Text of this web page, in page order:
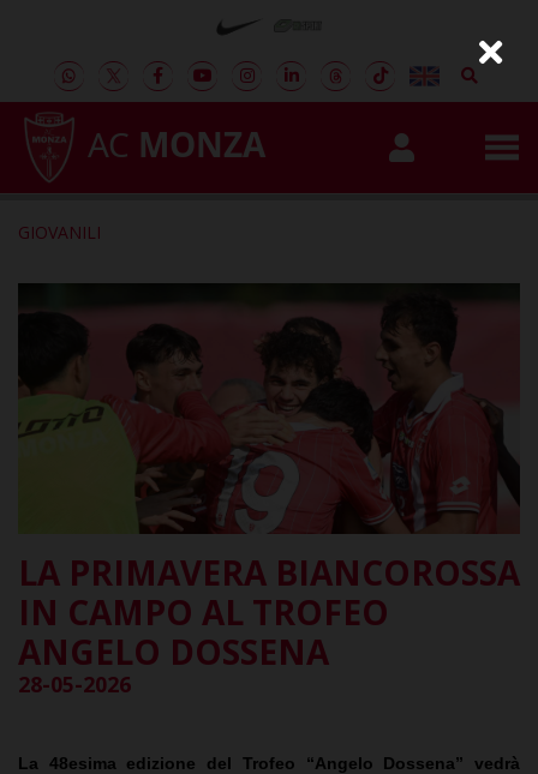
AC MONZA
GIOVANILI
LA PRIMAVERA BIANCOROSSA
IN CAMPO AL TROFEO
ANGELO DOSSENA
28-05-2026
La 48esima edizione del Trofeo “Angelo Dossena” vedrà